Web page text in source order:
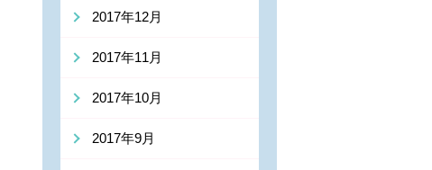
2017年12月
2017年11月
2017年10月
2017年9月